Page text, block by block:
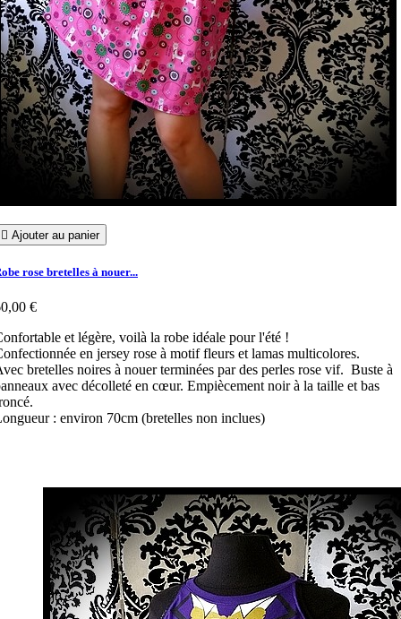
 Ajouter au panier
rose bretelles à nouer...
€
et légère, voilà la robe idéale pour l'été !
en jersey rose à motif fleurs et lamas multicolores.
bretelles noires à nouer terminées par des perles rose vif. Buste à
avec décolleté en cœur. Empiècement noir à la taille et bas
: environ 70cm (bretelles non inclues)